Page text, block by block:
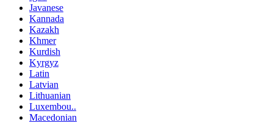
Javanese
Kannada
Kazakh
Khmer
Kurdish
Kyrgyz
Latin
Latvian
Lithuanian
Luxembou..
Macedonian